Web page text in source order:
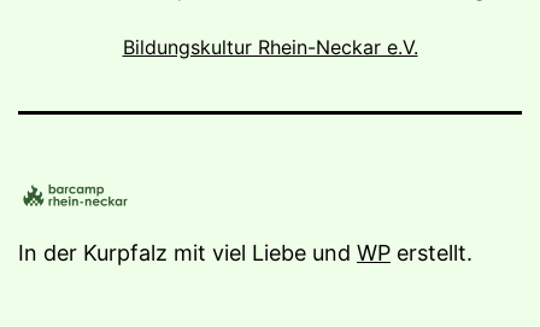
Bildungskultur Rhein-Neckar e.V.
In der Kurpfalz mit viel Liebe und WP erstellt.